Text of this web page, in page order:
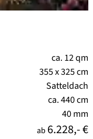
ca. 12 qm
355 x 325 cm
Satteldach
ca. 440 cm
40 mm
ab 6.228,- €